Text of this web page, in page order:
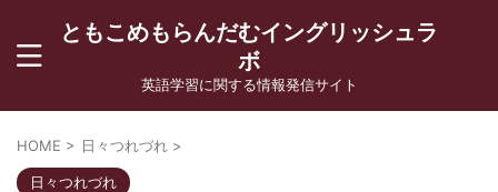
ともこめもらんだむイングリッシュラ
ボ
英語学習に関する情報発信サイト
HOME > 日々つれづれ >
日々つれづれ